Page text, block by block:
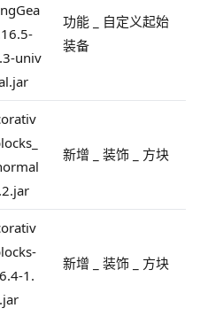
univ
功能 _ 自定义起始
装备
新增 _ 装饰 _ 方块
1.
新增 _ 装饰 _ 方块